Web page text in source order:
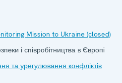
Mission to Ukraine (closed)
і співробітництва в Європі
та урегулювання конфліктів